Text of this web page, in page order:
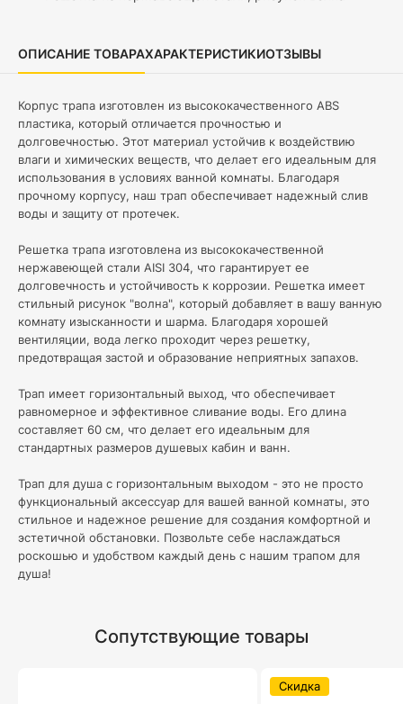
ОПИСАНИЕ ТОВАРАХАРАКТЕРИСТИКИОТЗЫВЫ
Корпус трапа изготовлен из высококачественного ABS
пластика, который отличается прочностью и
долговечностью. Этот материал устойчив к воздействию
влаги и химических веществ, что делает его идеальным для
использования в условиях ванной комнаты. Благодаря
прочному корпусу, наш трап обеспечивает надежный слив
воды и защиту от протечек.
Решетка трапа изготовлена из высококачественной
нержавеющей стали AISI 304, что гарантирует ее
долговечность и устойчивость к коррозии. Решетка имеет
стильный рисунок "волна", который добавляет в вашу ванную
комнату изысканности и шарма. Благодаря хорошей
вентиляции, вода легко проходит через решетку,
предотвращая застой и образование неприятных запахов.
Трап имеет горизонтальный выход, что обеспечивает
равномерное и эффективное сливание воды. Его длина
составляет 60 см, что делает его идеальным для
стандартных размеров душевых кабин и ванн.
Трап для душа с горизонтальным выходом - это не просто
функциональный аксессуар для вашей ванной комнаты, это
стильное и надежное решение для создания комфортной и
эстетичной обстановки. Позвольте себе наслаждаться
роскошью и удобством каждый день с нашим трапом для
душа!
Сопутствующие товары
Скидка